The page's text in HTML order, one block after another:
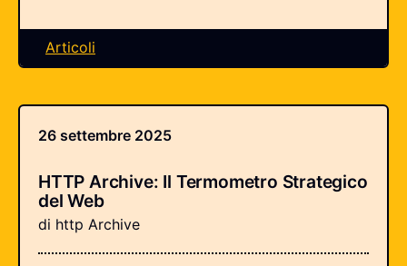
Articoli
26 settembre 2025
HTTP Archive: Il Termometro Strategico
del Web
di http Archive